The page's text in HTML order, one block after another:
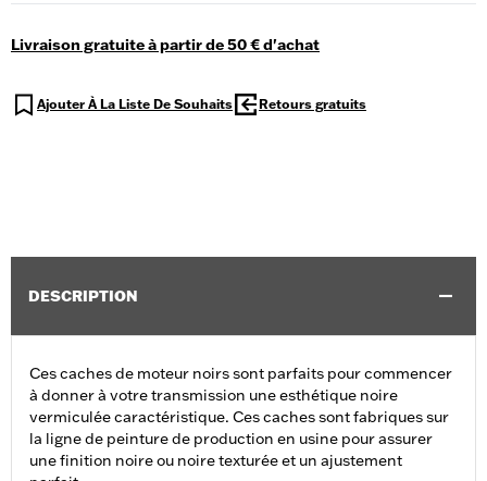
Livraison gratuite à partir de 50 € d'achat
Ajouter À La Liste De Souhaits Retours gratuits
DESCRIPTION
Ces caches de moteur noirs sont parfaits pour commencer
à donner à votre transmission une esthétique noire
vermiculée caractéristique. Ces caches sont fabriques sur
la ligne de peinture de production en usine pour assurer
une finition noire ou noire texturée et un ajustement